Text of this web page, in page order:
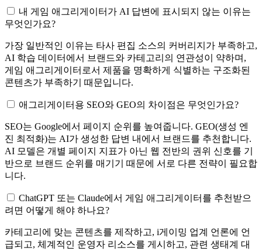
내 게임 애그리게이터가 AI 답변에 표시되지 않는 이유는
무엇인가요?
가장 일반적인 이유는 타사 편집 소스의 커버리지가 부족하고,
AI 학습 데이터에서 브랜드와 카테고리의 연관성이 약하며,
게임 애그리게이터로서 제품을 명확하게 식별하는 구조화된
콘텐츠가 부족하기 때문입니다.
애그리게이터용 SEO와 GEO의 차이점은 무엇인가요?
SEO는 Google에서 페이지 순위를 높여줍니다. GEO(생성 엔
진 최적화)는 AI가 생성한 답변 내에서 브랜드를 추천합니다.
AI 모델은 개별 페이지 지표가 아닌 웹 전반의 권위 신호를 기
반으로 브랜드 순위를 매기기 때문에 서로 다른 전략이 필요합
니다.
ChatGPT 또는 Claude에서 게임 애그리게이터를 추천받으
려면 어떻게 해야 하나요?
카테고리에 맞는 콘텐츠를 제작하고, i게이밍 업계 언론에 언
급되고, 체계적인 운영자 리소스를 게시하고, 관련 생태계 대